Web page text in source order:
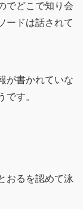
でどこで知り会
ードは話されて
が書かれていな
です。
おるを認めて泳